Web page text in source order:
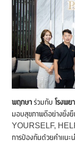
พฤกษา ร่วมกับ โรงพย
มอบสุขภาพดีอย่างยั่ง
YOURSELF,
การป้องกันด้วยคำแนะ